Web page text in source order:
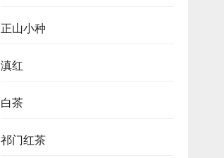
正山小种
滇红
白茶
祁门红茶